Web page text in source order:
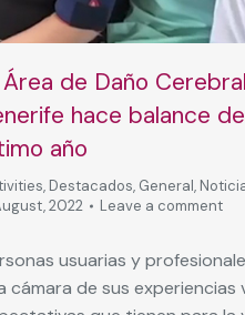
Área de Daño
hace balance
año
, Destacados, General,
2022
Leave a comment
usuarias y
cámara de sus experiencias